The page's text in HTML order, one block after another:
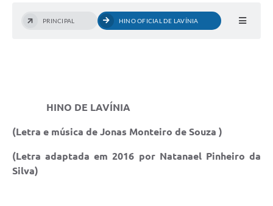
Conselhos de Educação
Estudantes
Pareceres do TCESP
PRINCIPAL HINO OFICIAL DE LAVÍNIA
HINO DE LAVÍNIA
(Letra e música de Jonas Monteiro de Souza )
(Letra adaptada em 2016 por Natanael Pinheiro da
Silva)